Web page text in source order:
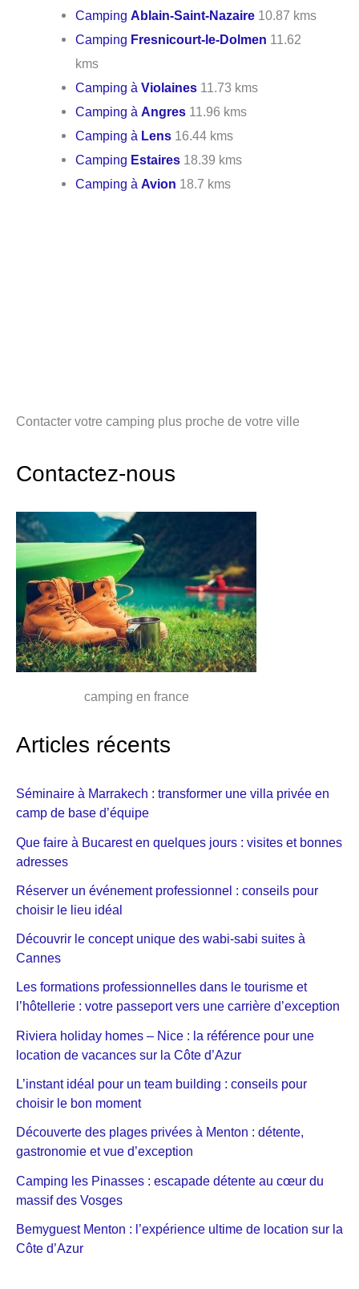
CampingAblain-Saint-Nazaire 10.87 kms
Camping Fresnicourt-le-Dolmen 11.62
kms
Camping àViolaines 11.73 kms
Camping àAngres 11.96 kms
Camping à Lens 16.44 kms
Camping Estaires 18.39 kms
Camping àAvion 18.7 kms
Contacter votre camping plus proche de votre ville
Contactez-nous
camping en france
Articles récents
Séminaire à Marrakech : transformer une villa privée en
camp de base d’équipe
Que faire à Bucarest en quelques jours : visites et bonnes
adresses
Réserver un événement professionnel : conseils pour
choisir le lieu idéal
Découvrir le concept unique des wabi-sabi suites à
Cannes
Les formations professionnelles dans le tourisme et
l’hôtellerie : votre passeport vers une carrière d’exception
Riviera holiday homes – Nice : la référence pour une
location de vacances sur la Côte d’Azur
L’instant idéal pour un team building : conseils pour
choisir le bon moment
Découverte des plages privées à Menton : détente,
gastronomie et vue d’exception
Camping les Pinasses : escapade détente au cœur du
massif des Vosges
Bemyguest Menton : l’expérience ultime de location sur la
Côte d’Azur